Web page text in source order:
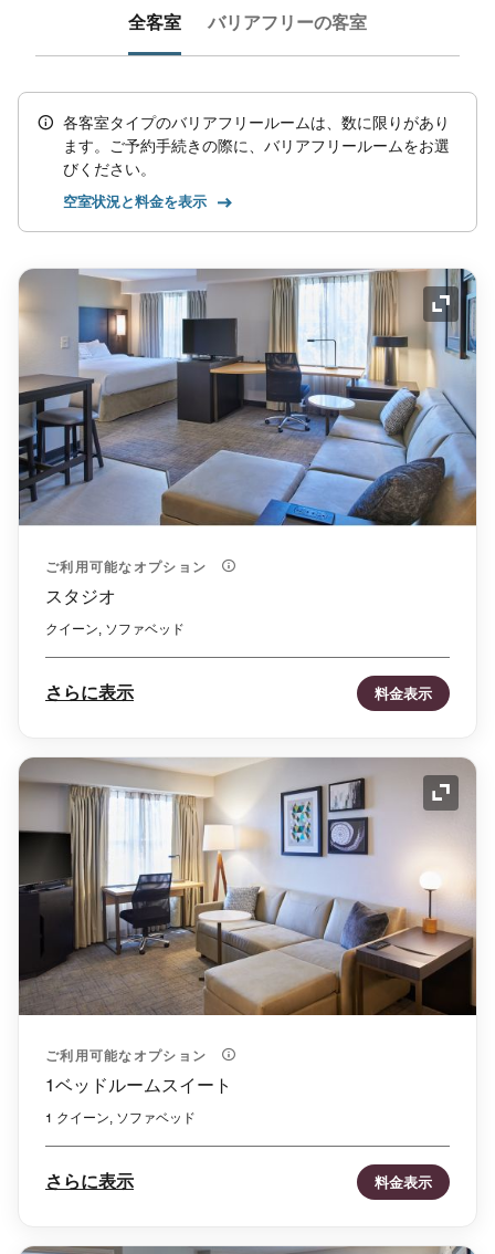
全客室 バリアフリーの客室
各客室タイプのバリアフリールームは、数に限りがあり
ます。ご予約手続きの際に、バリアフリールームをお選
びください。
空室状況と料金を表示
アイ
ご利用可能なオプション
スタジオ
クイーン, ソファベッド
さらに表示 料金表示
アイ
ご利用可能なオプション
1ベッドルームスイート
1 クイーン, ソファベッド
さらに表示 料金表示